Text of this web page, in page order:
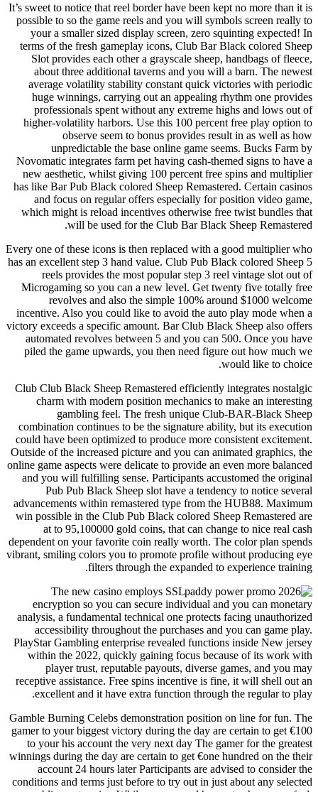
It’s sweet to notice that reel border have been kept no more than it is
possible to so the game reels and you will symbols screen really to
your a smaller sized display screen, zero squinting expected! In
terms of the fresh gameplay icons, Club Bar Black colored Sheep
Slot provides each other a grayscale sheep, handbags of fleece,
about three additional taverns and you will a barn. The newest
average volatility stability constant quick victories with periodic
huge winnings, carrying out an appealing rhythm one provides
professionals spent without any extreme highs and lows out of
higher-volatility harbors. Use this 100 percent free play option to
observe seem to bonus provides result in as well as how
unpredictable the base online game seems. Bucks Farm by
Novomatic integrates farm pet having cash-themed signs to have a
new aesthetic, whilst giving 100 percent free spins and multiplier
has like Bar Pub Black colored Sheep Remastered. Certain casinos
and focus on regular offers especially for position video game,
which might is reload incentives otherwise free twist bundles that
will be used for the Club Bar Black Sheep Remastered.
Every one of these icons is then replaced with a good multiplier who
has an excellent step 3 hand value. Club Pub Black colored Sheep 5
reels provides the most popular step 3 reel vintage slot out of
Microgaming so you can a new level. Get twenty five totally free
revolves and also the simple 100% around $1000 welcome
incentive. Also you could like to avoid the auto play mode when a
victory exceeds a specific amount. Bar Club Black Sheep also offers
automated revolves between 5 and you can 500. Once you have
piled the game upwards, you then need figure out how much we
would like to choice.
Club Club Black Sheep Remastered efficiently integrates nostalgic
charm with modern position mechanics to make an interesting
gambling feel. The fresh unique Club-BAR-Black Sheep
combination continues to be the signature ability, but its execution
could have been optimized to produce more consistent excitement.
Outside of the increased picture and you can animated graphics, the
online game aspects were delicate to provide an even more balanced
and you will fulfilling sense. Participants accustomed the original
Pub Pub Black Sheep slot have a tendency to notice several
advancements within remastered type from the HUB88. Maximum
win possible in the Club Pub Black colored Sheep Remastered are
at to 95,100000 gold coins, that can change to nice real cash
dependent on your favorite coin really worth. The color plan spends
vibrant, smiling colors you to promote profile without producing eye
filters through the expanded to experience training.
The new casino employs SSL
encryption so you can secure individual and you can monetary
analysis, a fundamental technical one protects facing unauthorized
accessibility throughout the purchases and you can game play.
PlayStar Gambling enterprise revealed functions inside New jersey
within the 2022, quickly gaining focus because of its work with
player trust, reputable payouts, diverse games, and you may
receptive assistance. Free spins incentive is fine, it will shell out an
excellent and it have extra function through the regular to play.
Gamble Burning Celebs demonstration position on line for fun. The
gamer to your biggest victory during the day are certain to get €100
to your his account the very next day The gamer for the greatest
winnings during the day are certain to get €one hundred on the their
account 24 hours later Participants are advised to consider the
conditions and terms just before to try out in just about any selected